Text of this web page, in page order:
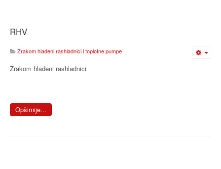
RHV
Zrakom hlađeni rashladnici i toplotne pumpe
Zrakom hlađeni rashladnici
Opširnije...